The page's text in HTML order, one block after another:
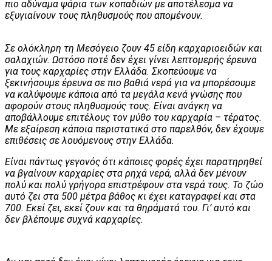
πιο αδύναμα ψάρια των κοπαδιών με αποτέλεσμα να
εξυγιαίνουν τους πληθυσμούς που απομένουν.
Σε ολόκληρη τη Μεσόγειο ζουν 45 είδη καρχαριοειδών και
σαλαχιών. Ωστόσο ποτέ δεν έχει γίνει λεπτομερής έρευνα
για τους καρχαρίες στην Ελλάδα. Σκοπεύουμε να
ξεκινήσουμε έρευνα σε πιο βαθιά νερά για να μπορέσουμε
να καλύψουμε κάποια από τα μεγάλα κενά γνώσης που
αφορούν στους πληθυσμούς τους. Είναι ανάγκη να
αποβάλλουμε επιτέλους τον μύθο του καρχαρία – τέρατος.
Με εξαίρεση κάποια περιστατικά στο παρελθόν, δεν έχουμε
επιθέσεις σε λουόμενους στην Ελλάδα.
Είναι πάντως γεγονός ότι κάποιες φορές έχει παρατηρηθεί
να βγαίνουν καρχαρίες στα ρηχά νερά, αλλά δεν μένουν
πολύ και πολύ γρήγορα επιστρέφουν στα νερά τους. Το ζώο
αυτό ζει στα 500 μέτρα βάθος κι έχει καταγραφεί και στα
700. Εκεί ζει, εκεί ζουν και τα θηράματά του. Γι’ αυτό και
δεν βλέπουμε συχνά καρχαρίες.